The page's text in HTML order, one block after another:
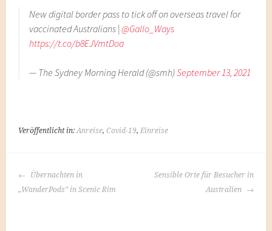
New digital border pass to tick off on overseas travel for
vaccinated Australians |@Gallo_Ways
https://t.co/b8EJVmtDoa
— The Sydney Morning Herald (@smh)September 13, 2021
Veröffentlicht in:Anreise,Covid-19,Einreise
BEITRAGS-
NAVIGATION
Übernachten in
„WanderPods“ in Scenic Rim
Sensible Orte für Besucher in
Australien